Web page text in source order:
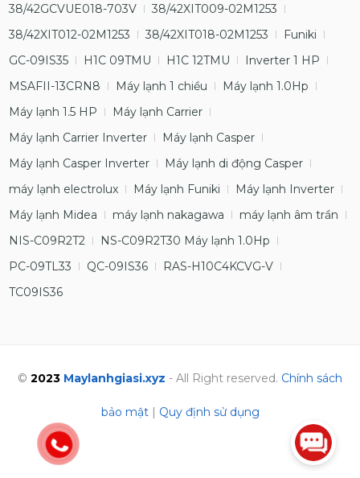
38/42GCVUE018-703V
38/42XIT009-02M1253
38/42XIT012-02M1253
38/42XIT018-02M1253
Funiki
GC-09IS35
H1C 09TMU H1C 12TMU
Inverter 1 HP
MSAFII-13CRN8
Máy lạnh 1 chiều
Máy lạnh 1.0Hp
Máy lạnh 1.5 HP
Máy lạnh Carrier
Máy lạnh Carrier Inverter
Máy lạnh Casper
Máy lạnh Casper Inverter
Máy lạnh di động Casper
máy lạnh electrolux
Máy lạnh Funiki
Máy lạnh Inverter
Máy lạnh Midea
máy lạnh nakagawa
máy lạnh âm trần
NIS-C09R2T2
NS-C09R2T30 Máy lạnh 1.0Hp
PC-09TL33
QC-09IS36
RAS-H10C4KCVG-V
TC09IS36
© 2023 Maylanhgiasi.xyz - All Right reserved. Chính sách
bảo mật| Quy định sử dụng